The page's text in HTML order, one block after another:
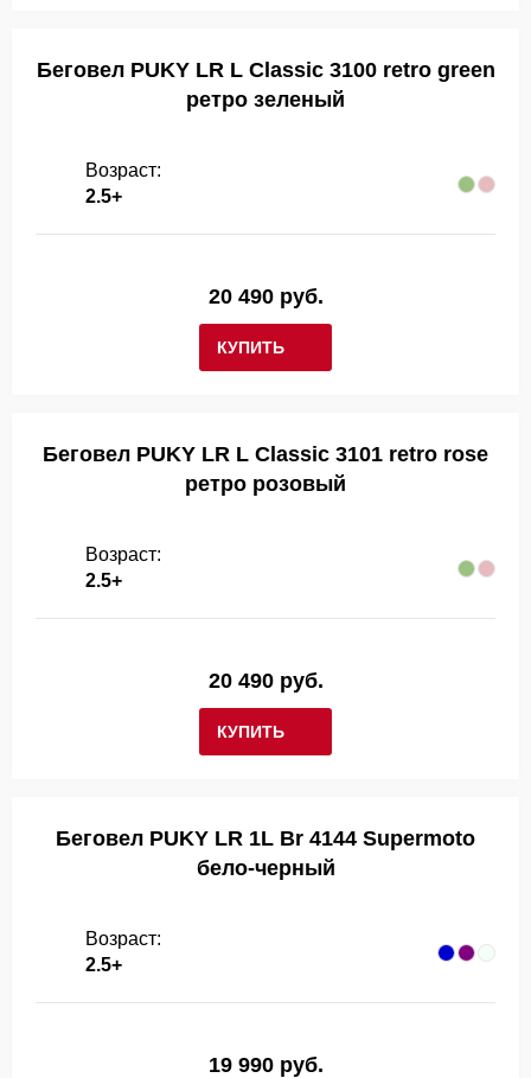
Беговел PUKY LR L Classic 3100 retro green
ретро зеленый
Возраст:
2.5+
КУПИТЬ
20 490 руб.
Беговел PUKY LR L Classic 3101 retro rose
ретро розовый
Возраст:
2.5+
КУПИТЬ
20 490 руб.
Беговел PUKY LR 1L Br 4144 Supermoto
бело-черный
Возраст:
2.5+
19 990 руб.